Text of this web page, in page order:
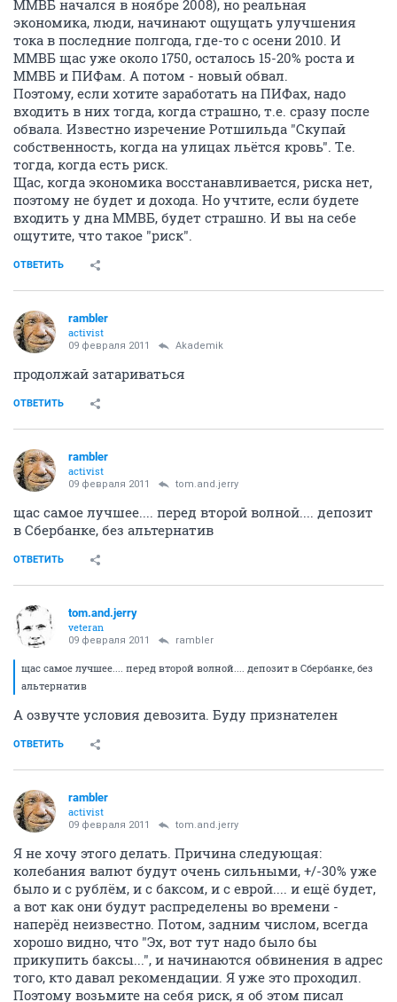
ММВБ начался в ноябре 2008), но реальная
экономика, люди, начинают ощущать улучшения
тока в последние полгода, где-то с осени 2010. И
ММВБ щас уже около 1750, осталось 15-20% роста и
ММВБ и ПИФам. А потом - новый обвал.
Поэтому, если хотите заработать на ПИФах, надо
входить в них тогда, когда страшно, т.е. сразу после
обвала. Известно изречение Ротшильда "Скупай
собственность, когда на улицах льётся кровь". Т.е.
тогда, когда есть риск.
Щас, когда экономика восстанавливается, риска нет,
поэтому не будет и дохода. Но учтите, если будете
входить у дна ММВБ, будет страшно. И вы на себе
ощутите, что такое "риск".
ОТВЕТИТЬ
rambler
activist
09 февраля 2011 Akademik
продолжай затариваться
ОТВЕТИТЬ
rambler
activist
09 февраля 2011 tom.and.jerry
щас самое лучшее.... перед второй волной.... депозит
в Сбербанке, без альтернатив
ОТВЕТИТЬ
tom.and.jerry
veteran
09 февраля 2011 rambler
щас самое лучшее.... перед второй волной.... депозит в Сбербанке, без
альтернатив
А озвучте условия девозита. Буду признателен
ОТВЕТИТЬ
rambler
activist
09 февраля 2011 tom.and.jerry
Я не хочу этого делать. Причина следующая:
колебания валют будут очень сильными, +/-30% уже
было и с рублём, и с баксом, и с еврой.... и ещё будет,
а вот как они будут распределены во времени -
наперёд неизвестно. Потом, задним числом, всегда
хорошо видно, что "Эх, вот тут надо было бы
прикупить баксы...", и начинаются обвинения в адрес
того, кто давал рекомендации. Я уже это проходил.
Поэтому возьмите на себя риск, я об этом писал